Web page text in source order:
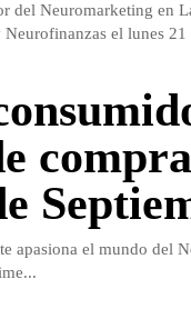
del Neuromarketing en
el lunes 21
apasiona el mundo del